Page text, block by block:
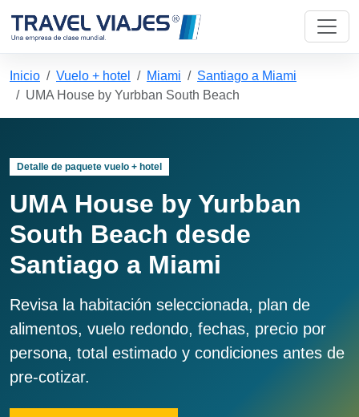
Inicio Vuelo + hotel Miami
Santiago a Miami
UMA House by Yurbban South Beach
Detalle de paquete vuelo + hotel
UMA House by Yurbban
South Beach desde
Santiago a Miami
Revisa la habitación seleccionada, plan de
alimentos, vuelo redondo, fechas, precio por
persona, total estimado y condiciones antes de
pre-cotizar.